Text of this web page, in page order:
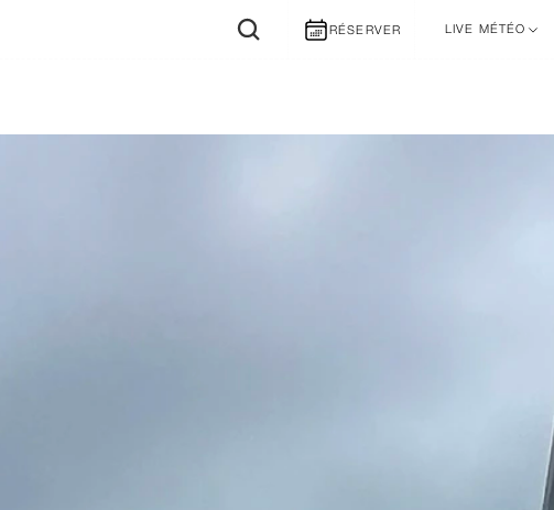
RÉSERVER LIVE MÉTÉO
Météo Vent Météo Mer